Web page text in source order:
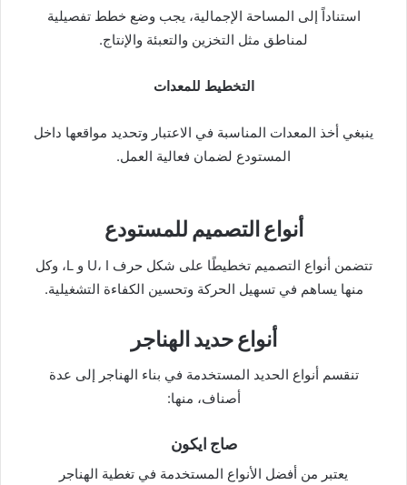
استناداً إلى المساحة الإجمالية، يجب وضع خطط تفصيلية
لمناطق مثل التخزين والتعبئة والإنتاج.
التخطيط للمعدات
ينبغي أخذ المعدات المناسبة في الاعتبار وتحديد مواقعها داخل
المستودع لضمان فعالية العمل.
أنواع التصميم للمستودع
تتضمن أنواع التصميم تخطيطًا على شكل حرف U، I و L، وكل
منها يساهم في تسهيل الحركة وتحسين الكفاءة التشغيلية.
أنواع حديد الهناجر
تنقسم أنواع الحديد المستخدمة في بناء الهناجر إلى عدة
أصناف، منها:
صاج ايكون
يعتبر من أفضل الأنواع المستخدمة في تغطية الهناجر